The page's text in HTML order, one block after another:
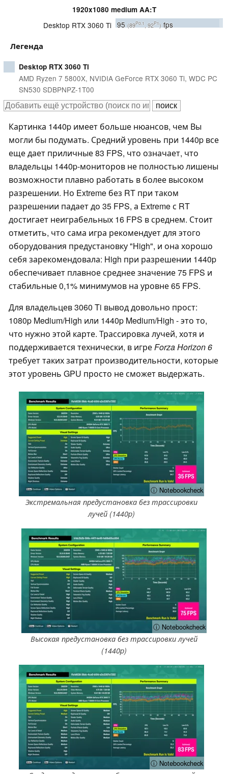
1920x1080 medium AA:T
Desktop RTX 3060 Ti 95 (89P0.1 , 92P1) fps
Легенда
Desktop RTX 3060 Ti
AMD Ryzen 7 5800X, NVIDIA GeForce RTX 3060 Ti, WDC PC
SN530 SDBPNPZ-1T00
Картинка 1440p имеет больше нюансов, чем Вы
могли бы подумать. Средний уровень при 1440p все
еще дает приличные 83 FPS, что означает, что
владельцы 1440p-мониторов не полностью лишены
возможности плавно работать в более высоком
разрешении. Но Extreme без RT при таком
разрешении падает до 35 FPS, а Extreme с RT
достигает неиграбельных 16 FPS в среднем. Стоит
отметить, что сама игра рекомендует для этого
оборудования предустановку "High", и она хорошо
себя зарекомендовала: High при разрешении 1440p
обеспечивает плавное среднее значение 75 FPS и
стабильные 0,1% минимумов на уровне 65 FPS.
Для владельцев 3060 Ti вывод довольно прост:
1080p Medium/High или 1440p Medium/High - это то,
что нужно этой карте. Трассировка лучей, хотя и
поддерживается технически, в игреForza Horizon 6
требует таких затрат производительности, которые
этот уровень GPU просто не сможет выдержать.
ⓘ Notebookcheck
Экстремальная предустановка без трассировки
лучей (1440p)
ⓘ Notebookcheck
Высокая предустановка без трассировки лучей
(1440p)
ⓘ Notebookcheck